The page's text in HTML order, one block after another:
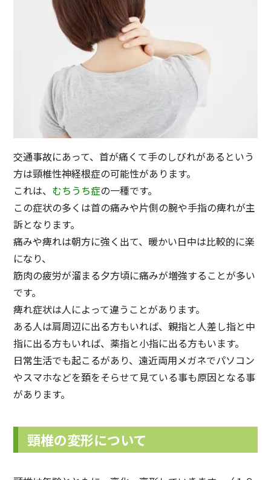
交通事故にあって、首が痛くて手のしびれがあるという
方は頸椎性神経根症の可能性があります。
これは、 むちうち症の一種です。
この症状の多くは首の痛みや片側の腕や手指の痺れが主
訴となります。
痛みや痺れは朝方に強く出て、暖かい日中は比較的に楽
になり、
筋肉の疲労が溜まる夕方頃に痛みが増強することが多い
です。
痺れ症状は人によって違うことがあります。
ある人は肩周辺に出る方もいれば、親指と人差し指と中
指に出る方もいれば、薬指と小指に出る方もいます。
日常生活でも起こるがあり、遠近両用メガネでパソコン
やスマホなどを頚をそらせて見ている事も原因となる事
があります。
頸椎の変形について